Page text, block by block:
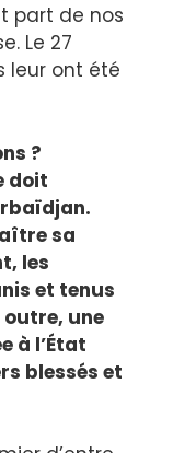
part de nos
Le 27
leur ont été
?
doit
sa
les
et tenus
outre, une
à l’État
blessés et